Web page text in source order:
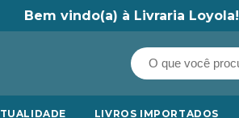
Bem vindo(a) à Livraria Loyola!
LIVROS IMPORTADOS